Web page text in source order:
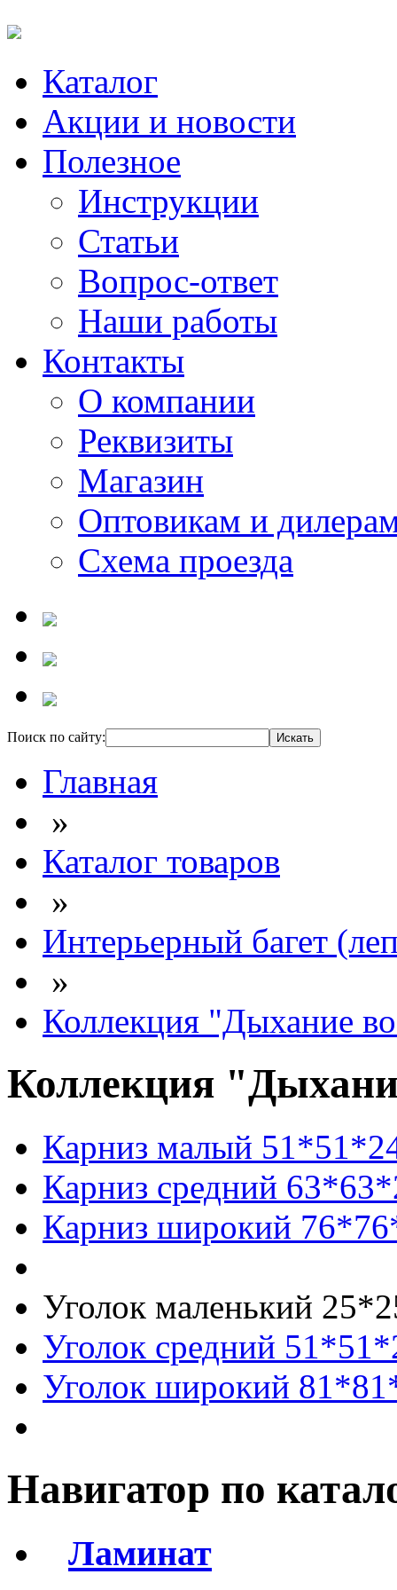
Каталог
Акции и новости
Полезное
Инструкции
Статьи
Вопрос-ответ
Наши работы
Контакты
О компании
Реквизиты
Магазин
Оптовикам и
Схема проезда
Поиск по сайту:
Главная
»
Каталог товаров
»
Интерьерный багет
»
Коллекция "Дыхание
Коллекция
Карниз малый
Карниз средний
Карниз широкий
Уголок маленький
Уголок средний
Уголок широкий
Навигатор по
Ламинат